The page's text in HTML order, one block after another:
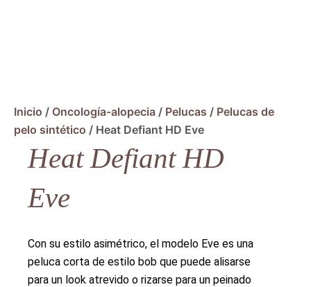
Inicio / Oncología-alopecia / Pelucas / Pelucas de
pelo sintético / Heat Defiant HD Eve
Heat Defiant HD
Eve
Con su estilo asimétrico, el modelo Eve es una
peluca corta de estilo bob que puede alisarse
para un look atrevido o rizarse para un peinado